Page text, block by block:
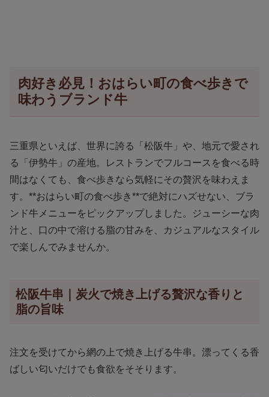
肉好き必見！おはらい町の食べ歩きで
味わうブランド牛
三重県といえば、世界に誇る「松阪牛」や、地元で愛され
る「伊勢牛」の産地。レストランでフルコースを食べる時
間はなくても、食べ歩きなら気軽にその贅沢を味わえま
す。**おはらい町の食べ歩き**で絶対にハズせない、ブラ
ンド牛メニューをピックアップしました。ジューシーな肉
汁と、口の中で溶ける脂の甘みを、カジュアルなスタイル
で楽しんでみませんか。
松阪牛串｜炭火で焼き上げる贅沢な香りと
脂の旨味
注文を受けてから網の上で焼き上げる牛串。漂ってくる香
ばしい匂いだけでも食欲をそそります。